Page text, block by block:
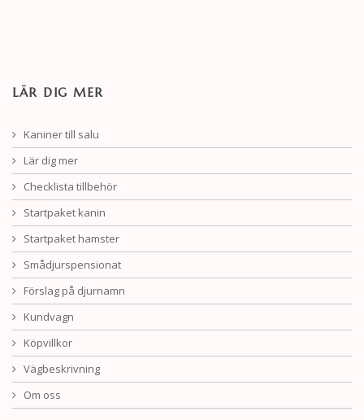
LÄR DIG MER
Kaniner till salu
Lär dig mer
Checklista tillbehör
Startpaket kanin
Startpaket hamster
Smådjurspensionat
Förslag på djurnamn
Kundvagn
Köpvillkor
Vägbeskrivning
Om oss